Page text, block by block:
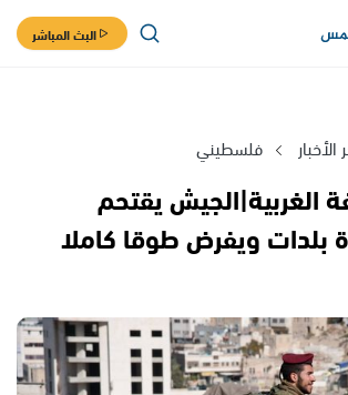
البث المباشر
الأخبار فلسطيني
الغربية|الجيش يقتحم
بلدات ويفرض طوقا كاملا